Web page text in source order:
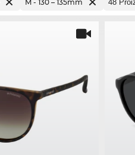
M - 130 – 135mm